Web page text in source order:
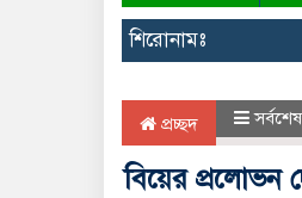
শিরোনামঃ
প্রচ্ছদ সর্বশেষ
বিয়ের প্রলোভন